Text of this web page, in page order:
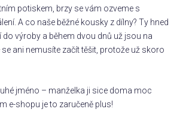
potiskem, brzy se vám ozveme s
A co naše běžné kousky z dílny? Ty hned
výroby a během dvou dnů už jsou na
se ani nemusíte začít těšit, protože už skoro
jméno – manželka ji sice doma moc
e-shopu je to zaručeně plus!